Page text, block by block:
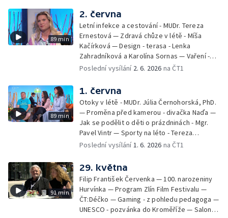
Heřmánková, Zdeněk Žák, Josef Vrána
89 min
2. června
Letní infekce a cestování - MUDr. Tereza
Ernestová — Zdravá chůze v létě - Míša
Kačírková — Design - terasa - Lenka
Zahradníková a Karolína Sornas — Vaření -
jahody - Simona Machurová — Letní sporty -
— Batohy do školy i na prázdniny - Mirka
Belhová — Pramen - Ivan Ostrochovský
Poslední vysílání 2. 6. 2026 na ČT1
89 min
1. června
Otoky v létě - MUDr. Júlia Černohorská, PhD.
— Proměna před kamerou - divačka Naďa —
Jak se podělit o děti o prázdninách - Mgr.
Pavel Vintr — Sporty na léto - Tereza
Michalová — Černé ovce — Změny v
v Českém ráji - Tomáš Jeřábek, Magdalena
Borová, Eva Váchová
Poslední vysílání1. 6. 2026 na ČT1
91 min
29. května
Filip František Červenka — 100. narozeniny
Hurvínka — Program Zlín Film Festivalu —
ČT:Déčko — Gaming - z pohledu pedagoga —
UNESCO - pozvánka do Kroměříže — Salon